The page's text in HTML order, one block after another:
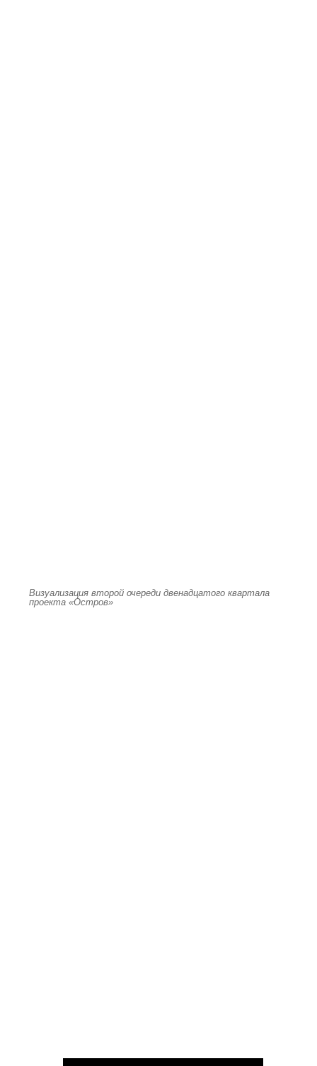
Визуализация второй очереди двенадцатого квартала
проекта «Остров»